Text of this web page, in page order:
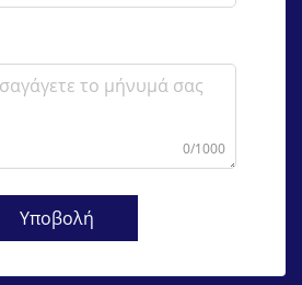
0/1000
Υποβολή